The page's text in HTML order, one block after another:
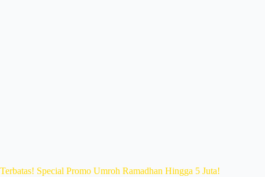
Terbatas! Special Promo Umroh Ramadhan Hingga 5 Juta!